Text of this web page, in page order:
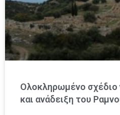
Ολοκληρωμένο σχέδιο
και ανάδειξη του